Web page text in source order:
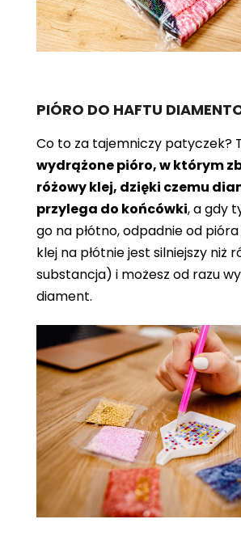
PIÓRO DO HAFTU
Co to za tajemniczy patyczek?
wydrążone pióro, w którym
różowy klej, dzięki czemu
przylega do końcówki, a gdy
go na płótno, odpadnie od
klej na płótnie jest silniejszy niż
substancja) i możesz od razu
diament.